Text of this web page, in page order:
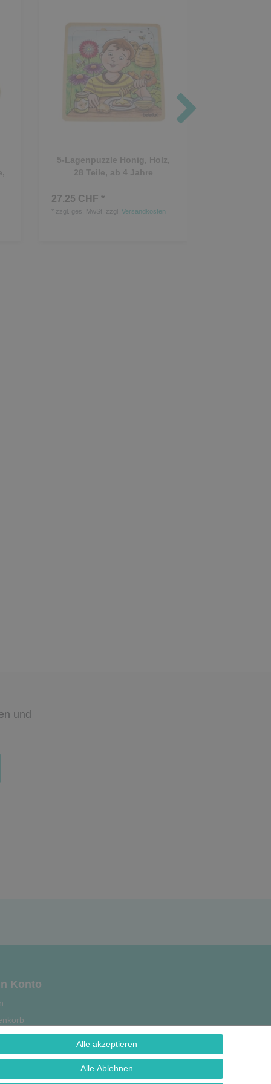
5-Lagenpuzzle Honig, Holz,
28 Teile, ab 4 Jahre
27.25 CHF *
zzgl. ges. MwSt. zzgl.Versandkosten
und
Alle akzeptieren
Alle Ablehnen
Konto